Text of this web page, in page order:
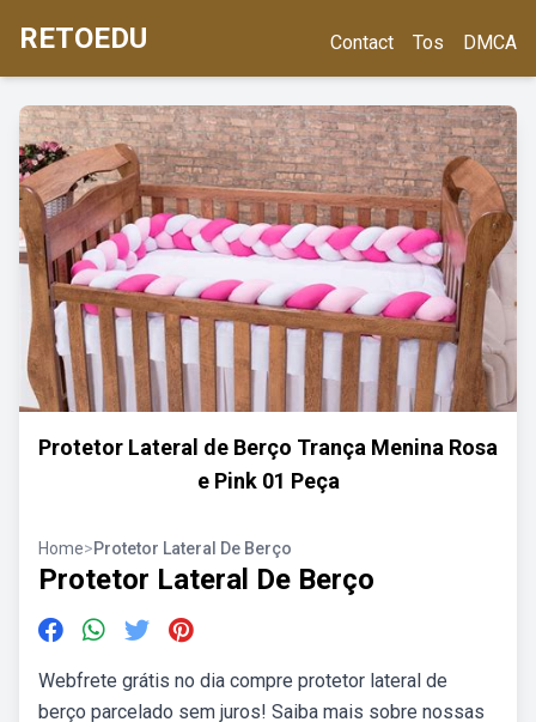
RETOEDU Contact Tos DMCA
Protetor Lateral de Berço Trança Menina Rosa
e Pink 01 Peça
Home>Protetor Lateral De Berço
Protetor Lateral De Berço
Webfrete grátis no dia compre protetor lateral de
berço parcelado sem juros! Saiba mais sobre nossas